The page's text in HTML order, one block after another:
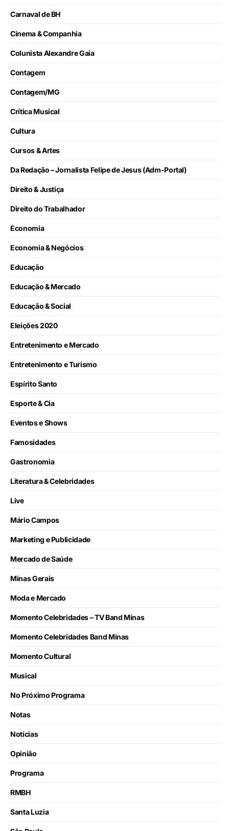
Carnaval de BH
Cinema & Companhia
Colunista Alexandre Gaia
Contagem
Contagem/MG
Crítica Musical
Cultura
Cursos & Artes
Da Redação – Jornalista Felipe de Jesus (Adm-Portal)
Direito & Justiça
Direito do Trabalhador
Economia
Economia & Negócios
Educação
Educação & Mercado
Educação & Social
Eleições 2020
Entretenimento e Mercado
Entretenimento e Turismo
Espírito Santo
Esporte & Cia
Eventos e Shows
Famosidades
Gastronomia
Literatura & Celebridades
Live
Mário Campos
Marketing e Publicidade
Mercado de Saúde
Minas Gerais
Moda e Mercado
Momento Celebridades – TV Band Minas
Momento Celebridades Band Minas
Momento Cultural
Musical
No Próximo Programa
Notas
Notícias
Opinião
Programa
RMBH
Santa Luzia